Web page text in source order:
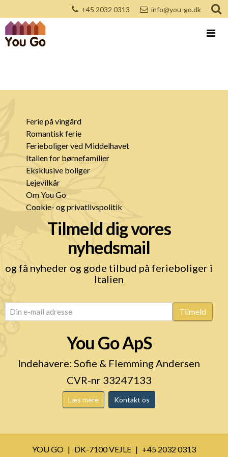
+45 2032 0313 info@you-go.dk
Ferie på vingård
Romantisk ferie
Ferieboliger ved Middelhavet
Italien for børnefamilier
Eksklusive boliger
Lejevilkår
Om You Go
Cookie- og privatlivspolitik
Tilmeld dig vores
nyhedsmail
og få nyheder og gode tilbud på ferieboliger i
Italien
email (Påkrævet) Tilmeld
You Go ApS
Indehavere: Sofie & Flemming Andersen
CVR-nr 33247133
Læs mere Kontakt os
YOU GO DK-7100 VEJLE
+45 2032 0313